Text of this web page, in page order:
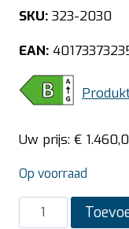
SKU: 323-2030
EAN:
Uw prijs: €
Op voorraad
SARO